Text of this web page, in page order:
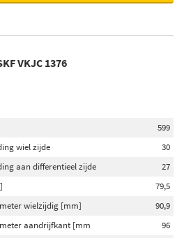
VKJC 1376
599
wiel zijde
30
aan differentieel zijde
27
79,5
wielzijdig [mm]
90,9
aandrijfkant [mm
96